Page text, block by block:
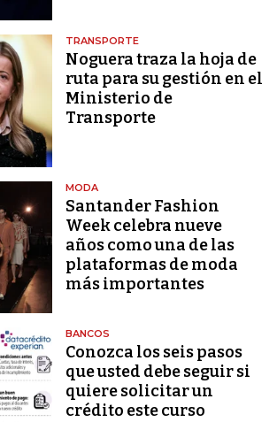
TRANSPORTE
Noguera traza la hoja de
ruta para su gestión en el
Ministerio de
Transporte
MODA
Santander Fashion
Week celebra nueve
años como una de las
plataformas de moda
más importantes
BANCOS
Conozca los seis pasos
que usted debe seguir si
quiere solicitar un
crédito este curso